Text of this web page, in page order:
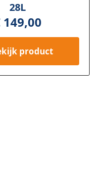
28L
149,00
product